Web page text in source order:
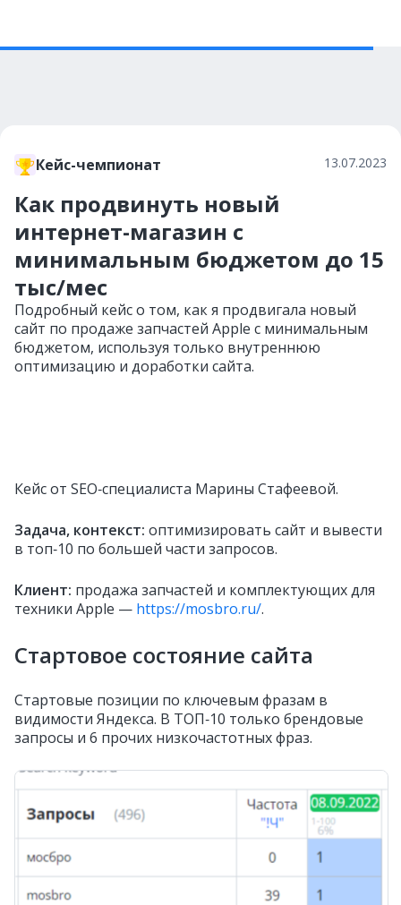
Кейс-чемпионат 13.07.2023
Как продвинуть новый
интернет-магазин с
минимальным бюджетом до 15
тыс/мес
Подробный кейс о том, как я продвигала новый
сайт по продаже запчастей Apple c минимальным
бюджетом, используя только внутреннюю
оптимизацию и доработки сайта.
Кейс от SEO‑специалиста Марины Стафеевой.
Задача, контекст: оптимизировать сайт и вывести
в топ‑10 по большей части запросов.
Клиент: продажа запчастей и комплектующих для
техники Apple — https://mosbro.ru/.
Стартовое состояние сайта
Стартовые позиции по ключевым фразам в
видимости Яндекса. В ТОП‑10 только брендовые
запросы и 6 прочих низкочастотных фраз.